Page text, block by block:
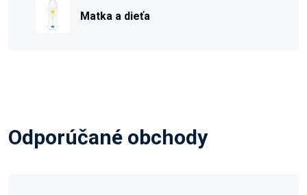
Matka a dieťa
Odporúčané obchody